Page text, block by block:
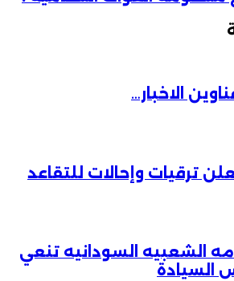
الاخبار…
ترقيات وإحالات للتقاعد
الشعبيه السودانيه تنعي
السيادة